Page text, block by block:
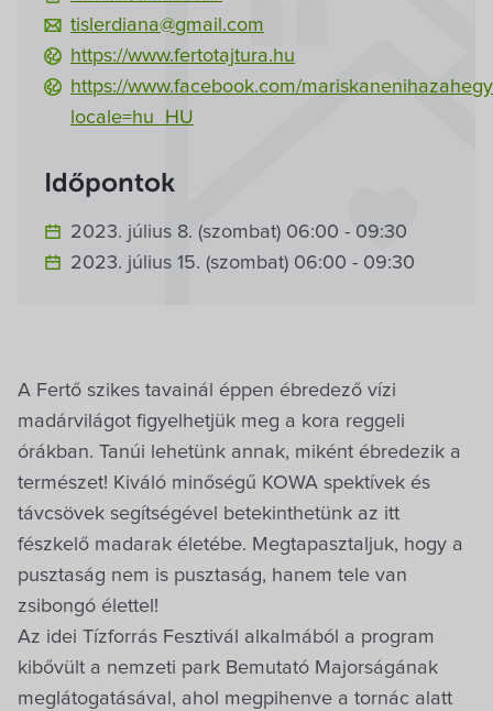
A Fertő szikes tavainál éppen ébredező vízi
madárvilágot figyelhetjük meg a kora reggeli
órákban. Tanúi lehetünk annak, miként ébredezik a
természet! Kiváló minőségű KOWA spektívek és
távcsövek segítségével betekinthetünk az itt
fészkelő madarak életébe. Megtapasztaljuk, hogy a
pusztaság nem is pusztaság, hanem tele van
zsibongó élettel!
Az idei Tízforrás Fesztivál alkalmából a program
kibővült a nemzeti park Bemutató Majorságának
meglátogatásával, ahol megpihenve a tornác alatt
tislerdiana@gmail.com
https://www.fertotajtura.hu
https://www.facebook.com/
locale=hu_HU
Időpontok
2023. július 8. (szombat) 06:00 - 09:30
2023. július 15. (szombat) 06:00 - 09:30